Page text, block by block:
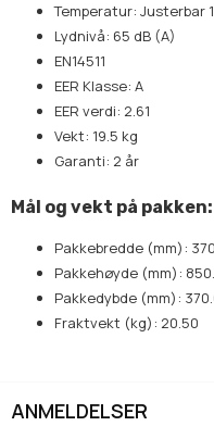
Temperatur: Justerbar
Lydnivå: 65 dB (A)
EN14511
EER Klasse: A
EER verdi: 2.61
Vekt: 19.5 kg
Garanti: 2 år
Mål og vekt på pakken:
Pakkebredde (mm):
Pakkehøyde (mm):
Pakkedybde (mm):
Fraktvekt (kg): 20.50
ANMELDELSER